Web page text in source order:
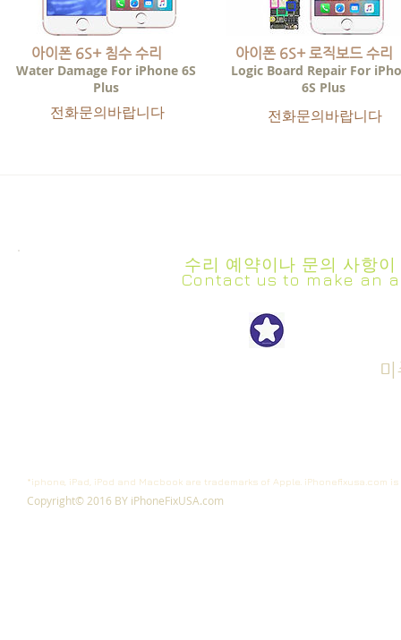
아이폰 6S+ 침수 수리
Water Damage For iPhone 6S
Plus
​전화문의바랍니다
아이폰 6S+ 로직보드 수리
Logic Board Repair For
6S Plus
전화문의바랍니다
수리 예약이나 문의 사항
Contact us to make an
*iphone, iPad, iPod and Macbook are trademarks of Apple.
Copyright© 2016 BY iPhoneFixUSA.com